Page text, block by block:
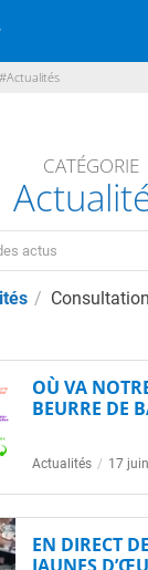
POINTS DE
PARTICIPER
#Actualités
CATÉGORIE
OÙ VA
BEURRE DE
Actualités / 17
EN DIRECT